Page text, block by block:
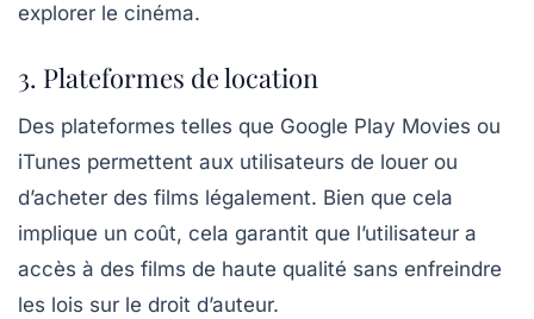
explorer le cinéma.
3. Plateformes de location
Des plateformes telles que Google Play Movies ou
iTunes permettent aux utilisateurs de louer ou
d’acheter des films légalement. Bien que cela
implique un coût, cela garantit que l’utilisateur a
accès à des films de haute qualité sans enfreindre
les lois sur le droit d’auteur.